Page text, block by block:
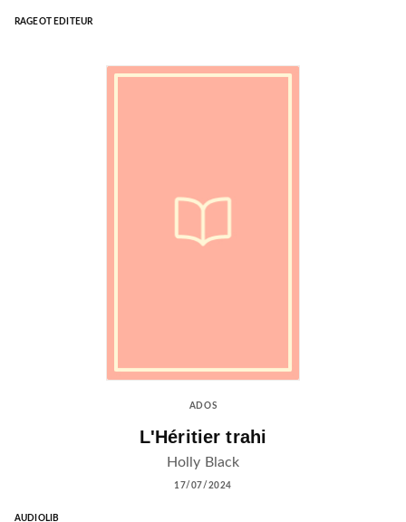
RAGEOT EDITEUR
ADOS
L'Héritier trahi
Holly Black
17/07/2024
AUDIOLIB